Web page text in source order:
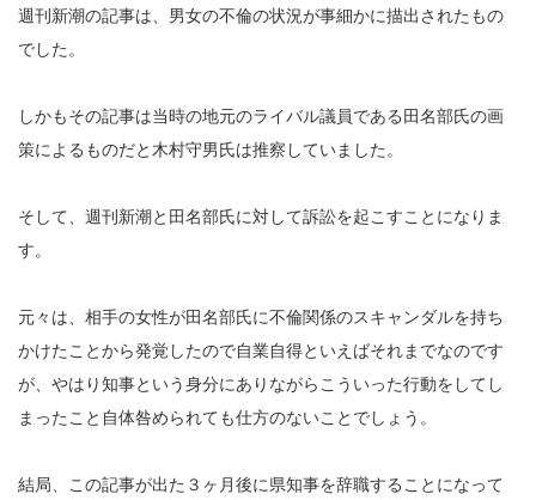
週刊新潮の記事は、男女の不倫の状況が事細かに描出されたもの
でした。
しかもその記事は当時の地元のライバル議員である田名部氏の画
策によるものだと木村守男氏は推察していました。
そして、週刊新潮と田名部氏に対して訴訟を起こすことになりま
す。
元々は、相手の女性が田名部氏に不倫関係のスキャンダルを持ち
かけたことから発覚したので自業自得といえばそれまでなのです
が、やはり知事という身分にありながらこういった行動をしてし
まったこと自体咎められても仕方のないことでしょう。
結局、この記事が出た３ヶ月後に県知事を辞職することになって